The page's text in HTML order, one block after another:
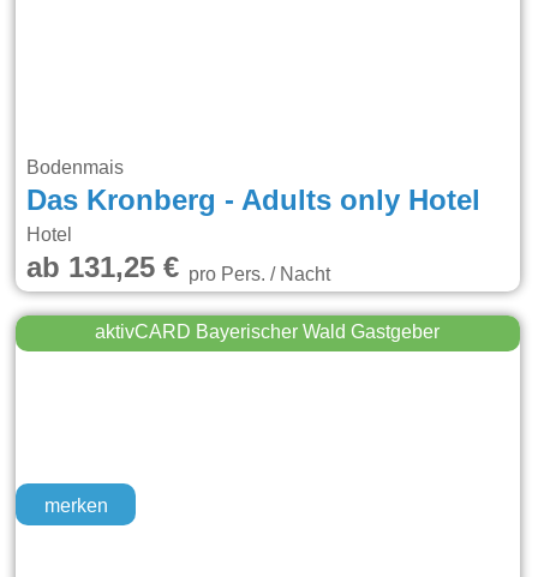
Bodenmais
Das Kronberg - Adults only Hotel
Hotel
ab 131,25 €pro Pers. / Nacht
merken
aktivCARD Bayerischer Wald Gastgeber